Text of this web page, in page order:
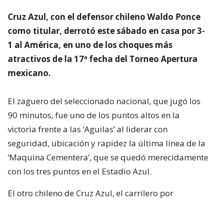
Cruz Azul, con el defensor chileno Waldo Ponce
como titular, derrotó este sábado en casa por 3-
1 al América, en uno de los choques más
atractivos de la 17ª fecha del Torneo Apertura
mexicano.
El zaguero del seleccionado nacional, que jugó los
90 minutos, fue uno de los puntos altos en la
victoria frente a las ‘Aguilas’ al liderar con
seguridad, ubicación y rapidez la última línea de la
‘Maquina Cementera’, que se quedó merecidamente
con los tres puntos en el Estadio Azul.
El otro chileno de Cruz Azul, el carrilero por